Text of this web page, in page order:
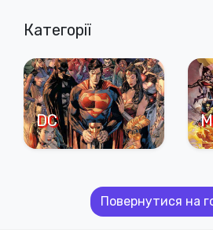
Категорії
DC
Повернутися на